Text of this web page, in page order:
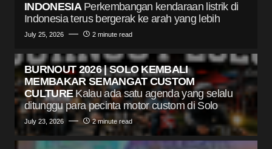
INDONESIA Perkembangan kendaraan listrik di
Indonesia terus bergerak ke arah yang lebih
July 25, 2026 2 minute read
BURNOUT 2026 | SOLO KEMBALI
MEMBAKAR SEMANGAT CUSTOM
CULTURE Kalau ada satu agenda yang selalu
ditunggu para pecinta motor custom di Solo
July 23, 2026 2 minute read